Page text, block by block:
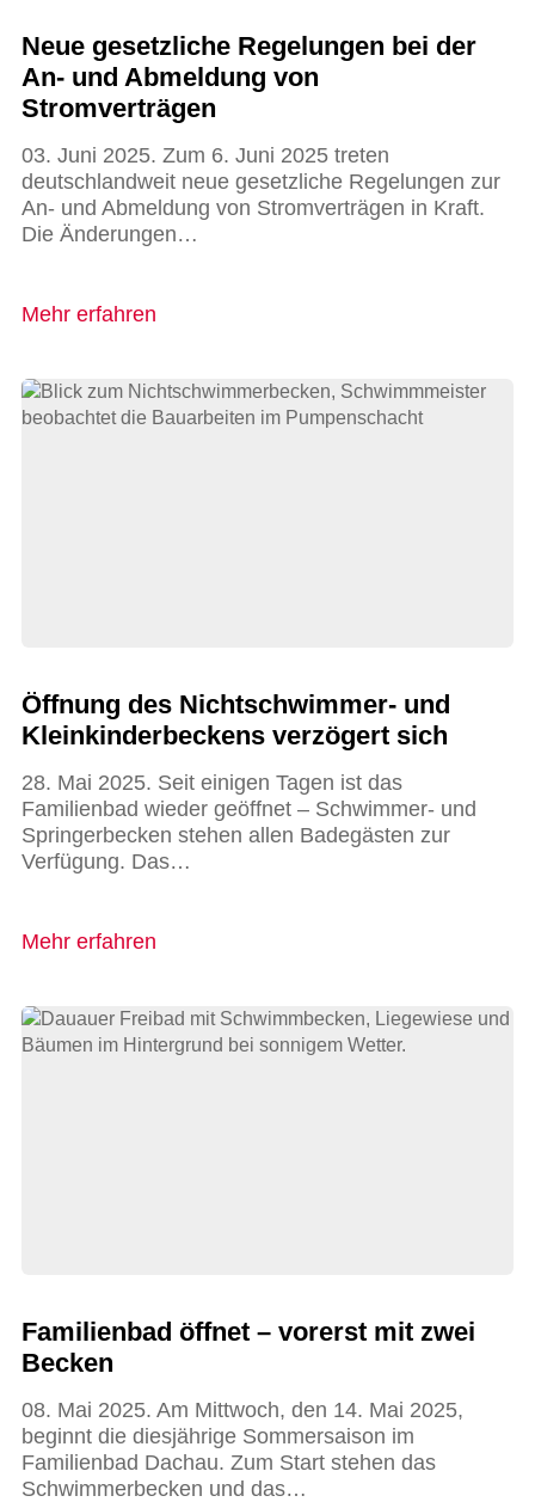
Neue gesetzliche Regelungen bei der
An- und Abmeldung von
Stromverträgen
03. Juni 2025. Zum 6. Juni 2025 treten
deutschlandweit neue gesetzliche Regelungen zur
An- und Abmeldung von Stromverträgen in Kraft.
Die Änderungen…
Mehr erfahren
Öffnung des Nichtschwimmer- und
Kleinkinderbeckens verzögert sich
28. Mai 2025. Seit einigen Tagen ist das
Familienbad wieder geöffnet – Schwimmer- und
Springerbecken stehen allen Badegästen zur
Verfügung. Das…
Mehr erfahren
Familienbad öffnet – vorerst mit zwei
Becken
08. Mai 2025. Am Mittwoch, den 14. Mai 2025,
beginnt die diesjährige Sommersaison im
Familienbad Dachau. Zum Start stehen das
Schwimmerbecken und das…